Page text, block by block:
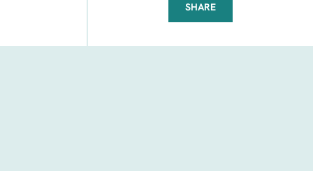
SHARE
FACEBOOK
TELEGRAM
WHATSAPP